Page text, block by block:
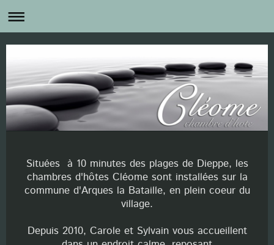
Situées à 10 minutes des plages de Dieppe, les
chambres d'hôtes Cléome sont installées sur la
commune d'Arques la Bataille, en plein coeur du
village.
Depuis 2010, Carole et Sylvain vous accueillent